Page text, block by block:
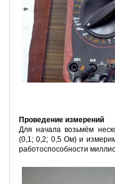
Проведение измерений
Для начала возьмём
(0,1; 0,2; 0,5 Ом) и
работоспособности